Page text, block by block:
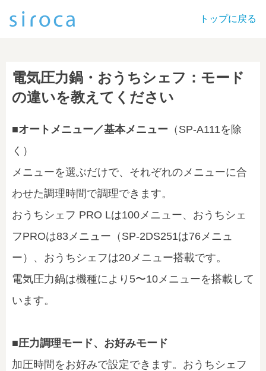
トップに戻る
電気圧力鍋・おうちシェフ：モード
の違いを教えてください
■オートメニュー／基本メニュー （SP-A111を除
く）
メニューを選ぶだけで、それぞれのメニューに合
わせた調理時間で調理できます。
おうちシェフ PRO Lは100メニュー、おうちシェ
フPROは83メニュー（SP-2DS251は76メニュ
ー）、おうちシェフは20メニュー搭載です。
電気圧力鍋は機種により5〜10メニューを搭載して
います。
■圧力調理モード、お好みモード
加圧時間をお好みで設定できます。おうちシェフ